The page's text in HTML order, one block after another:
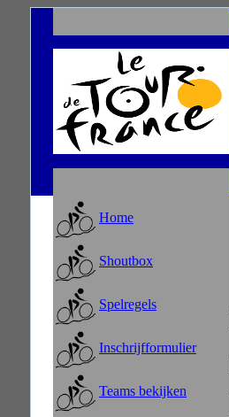
Home
Shoutbox
Spelregels
Inschrijfformulier
Teams bekijken